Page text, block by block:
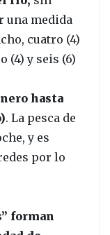
una medida
cuatro (4)
(4) y seis (6)
hasta
. La pesca de
y es
por lo
forman